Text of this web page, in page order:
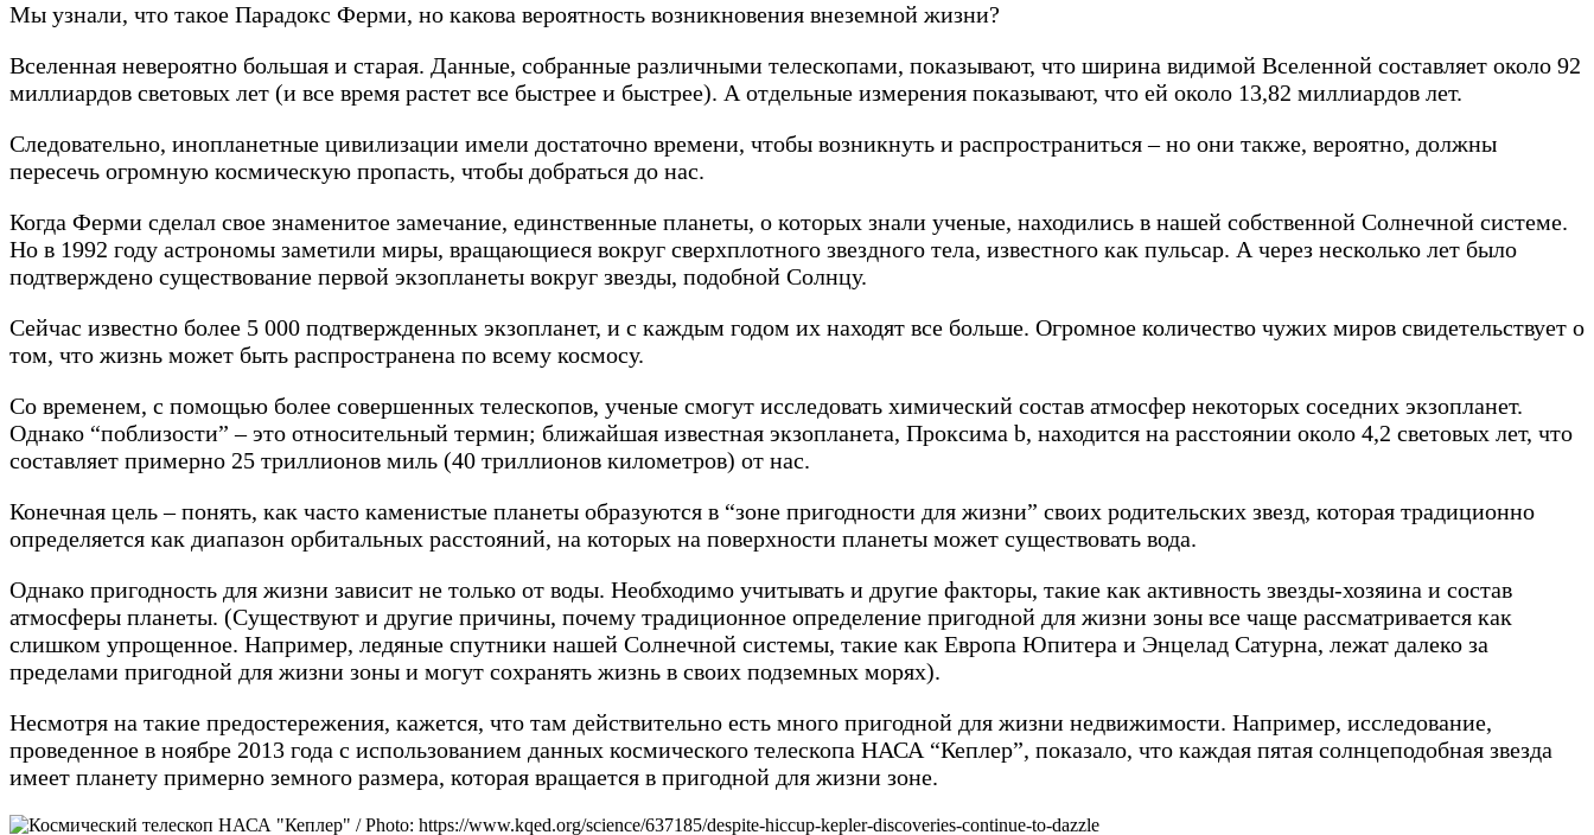
Мы узнали, что такое Парадокс Ферми, но какова вероятность возникновения внеземной жизни?
Вселенная невероятно большая и старая. Данные, собранные различными телескопами, показывают, что ширина видимой Вселенной составляет около 92
миллиардов световых лет (и все время растет все быстрее и быстрее). А отдельные измерения показывают, что ей около 13,82 миллиардов лет.
Следовательно, инопланетные цивилизации имели достаточно времени, чтобы возникнуть и распространиться – но они также, вероятно, должны
пересечь огромную космическую пропасть, чтобы добраться до нас.
Когда Ферми сделал свое знаменитое замечание, единственные планеты, о которых знали ученые, находились в нашей собственной Солнечной системе.
Но в 1992 году астрономы заметили миры, вращающиеся вокруг сверхплотного звездного тела, известного как пульсар. А через несколько лет было
подтверждено существование первой экзопланеты вокруг звезды, подобной Солнцу.
Сейчас известно более 5 000 подтвержденных экзопланет, и с каждым годом их находят все больше. Огромное количество чужих миров свидетельствует о
том, что жизнь может быть распространена по всему космосу.
Со временем, с помощью более совершенных телескопов, ученые смогут исследовать химический состав атмосфер некоторых соседних экзопланет.
Однако “поблизости” – это относительный термин; ближайшая известная экзопланета, Проксима b, находится на расстоянии около 4,2 световых лет, что
составляет примерно 25 триллионов миль (40 триллионов километров) от нас.
Конечная цель – понять, как часто каменистые планеты образуются в “зоне пригодности для жизни” своих родительских звезд, которая традиционно
определяется как диапазон орбитальных расстояний, на которых на поверхности планеты может существовать вода.
Однако пригодность для жизни зависит не только от воды. Необходимо учитывать и другие факторы, такие как активность звезды-хозяина и состав
атмосферы планеты. (Существуют и другие причины, почему традиционное определение пригодной для жизни зоны все чаще рассматривается как
слишком упрощенное. Например, ледяные спутники нашей Солнечной системы, такие как Европа Юпитера и Энцелад Сатурна, лежат далеко за
пределами пригодной для жизни зоны и могут сохранять жизнь в своих подземных морях).
Несмотря на такие предостережения, кажется, что там действительно есть много пригодной для жизни недвижимости. Например, исследование,
проведенное в ноябре 2013 года с использованием данных космического телескопа НАСА “Кеплер”, показало, что каждая пятая солнцеподобная звезда
имеет планету примерно земного размера, которая вращается в пригодной для жизни зоне.